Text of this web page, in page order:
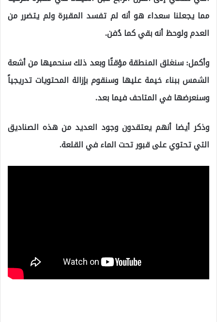
مما يجعلنا سعداء هو أنه لم تفسد المقبرة ولم يتضرر من
العدم ولوحظ أنه بقي كما دُفن.
وأكمل: سنغلق المنطقة مؤقتًا وبعد ذلك سنحميها من أشعة
الشمس ببناء خيمة عليها وسنقوم بإزالة المحتويات تدريجياً
وسنعرضها في المتاحف فيما بعد.
وذكر أيضا أنهم يعتقدون وجود العديد من هذه الصناديق
التي تحتوي على قبور تحت الماء في القلعة.